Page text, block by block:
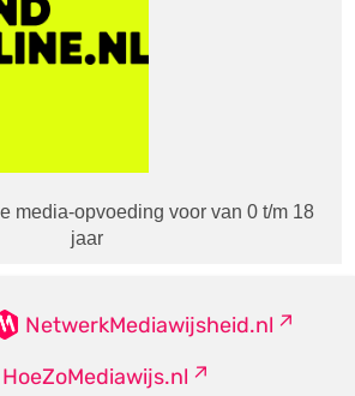
media-opvoeding voor van 0 t/m 18
jaar
NetwerkMediawijsheid.nl
HoeZoMediawijs.nl